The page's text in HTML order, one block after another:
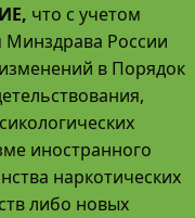
что с учетом
России
в Порядок
иностранного
наркотических
либо новых